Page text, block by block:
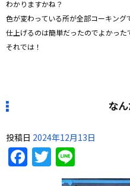
わかりますかね？
色が変わっている所が全部コーキング
仕上げるのは簡単だったのでよかっ
それでは！
な
投稿日 2024年12月13日
Facebook
Twitter